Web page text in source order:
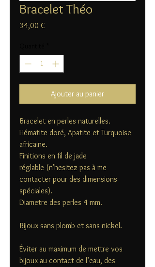
Bracelet Théo
34,00 €
Ajouter au panier
Bracelet en perles naturelles.
Hématite doré, Apatite et Turquoise
africaine.
Finitions en fil de jade
réglable (n'hesitez pas à me
contacter pour des dimensions
spéciales).
Diametre des perles 4 mm.
Bijoux sans plomb et sans nickel.
Éviter au maximum de mettre vos
bijoux au contact de l’eau, des